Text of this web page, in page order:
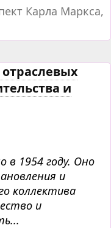
Карла Маркса,
и
в 1954 году. Оно
и
коллектива
и